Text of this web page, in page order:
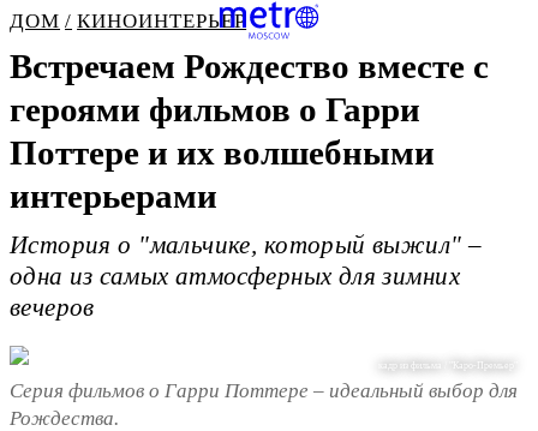
ДОМ КИНОИНТЕРЬЕР
Встречаем Рождество вместе с
героями фильмов о Гарри
Поттере и их волшебными
интерьерами
История о "мальчике, который выжил" –
одна из самых атмосферных для зимних
вечеров
кадр из фильма / "Каро-Премьер"
Серия фильмов о Гарри Поттере – идеальный выбор для
Рождества.